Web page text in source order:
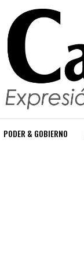
PODER & GOBIERNO